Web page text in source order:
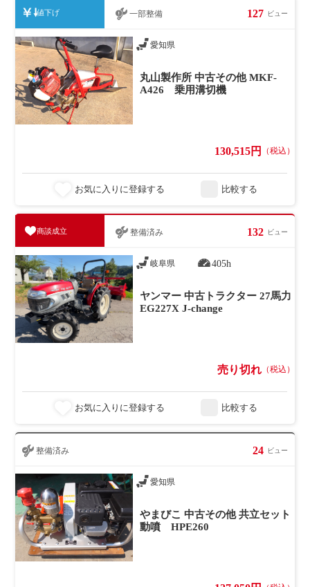
値下げ 一部整備 127 ビュー
愛知県
丸山製作所 中古その他 MKF-
A426 乗用溝切機
130,515円 （税込）
お気に入りに登録する 比較する
商談成立 整備済み 132 ビュー
岐阜県 405h
ヤンマー 中古トラクター 27馬力
EG227X J-change
売り切れ（税込）
お気に入りに登録する 比較する
整備済み 24 ビュー
愛知県
やまびこ 中古その他 共立セット
動噴 HPE260